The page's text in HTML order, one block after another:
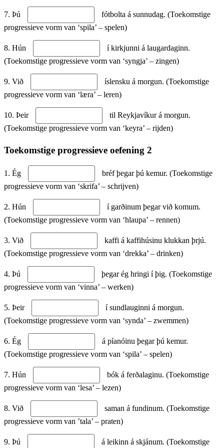
7. Þú
fótbolta á sunnudag. (Toekomstige
progressieve vorm van ‘spila’ – spelen)
8. Hún
í kirkjunni á laugardaginn.
(Toekomstige progressieve vorm van ‘syngja’ – zingen)
9. Við
íslensku á morgun. (Toekomstige
progressieve vorm van ‘læra’ – leren)
10. Þeir
til Reykjavíkur á morgun.
(Toekomstige progressieve vorm van ‘keyra’ – rijden)
Toekomstige progressieve oefening 2
1. Ég
bréf þegar þú kemur. (Toekomstige
progressieve vorm van ‘skrifa’ – schrijven)
2. Hún
í garðinum þegar við komum.
(Toekomstige progressieve vorm van ‘hlaupa’ – rennen)
3. Við
kaffi á kaffihúsinu klukkan þrjú.
(Toekomstige progressieve vorm van ‘drekka’ – drinken)
4. Þú
þegar ég hringi í þig. (Toekomstige
progressieve vorm van ‘vinna’ – werken)
5. Þeir
í sundlauginni á morgun.
(Toekomstige progressieve vorm van ‘synda’ – zwemmen)
6. Ég
á píanóinu þegar þú kemur.
(Toekomstige progressieve vorm van ‘spila’ – spelen)
7. Hún
bók á ferðalaginu. (Toekomstige
progressieve vorm van ‘lesa’ – lezen)
8. Við
saman á fundinum. (Toekomstige
progressieve vorm van ’tala’ – praten)
9. Þú
á leikinn á skjánum. (Toekomstige